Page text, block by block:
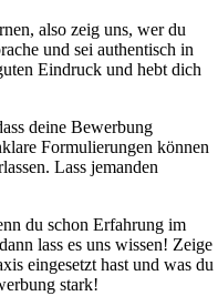
also zeig uns, wer du
und sei authentisch in
Eindruck und hebt dich
deine Bewerbung
Formulierungen können
Lass jemanden
du schon Erfahrung im
lass es uns wissen! Zeige
eingesetzt hast und was du
stark!